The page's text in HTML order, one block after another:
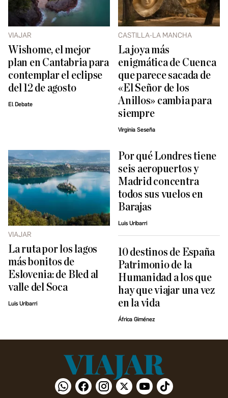
VIAJAR
Wishome, el mejor
plan en Cantabria para
contemplar el eclipse
del 12 de agosto
El Debate
CASTILLA-LA MANCHA
La joya más
enigmática de Cuenca
que parece sacada de
«El Señor de los
Anillos» cambia para
siempre
Virginia Seseña
VIAJAR
La ruta por los lagos
más bonitos de
Eslovenia: de Bled al
valle del Soca
Luis Uribarri
Por qué Londres tiene
seis aeropuertos y
Madrid concentra
todos sus vuelos en
Barajas
Luis Uribarri
10 destinos de España
Patrimonio de la
Humanidad a los que
hay que viajar una vez
en la vida
África Giménez